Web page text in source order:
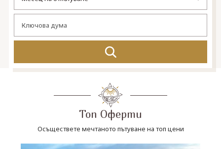
Топ Оферти
Осъществете мечтаното пътуване на топ цени